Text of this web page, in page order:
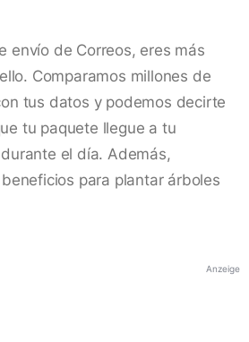
envío de Correos, eres más
Comparamos millones de
tus datos y podemos decirte
tu paquete llegue a tu
el día. Además,
para plantar árboles
Anzeige